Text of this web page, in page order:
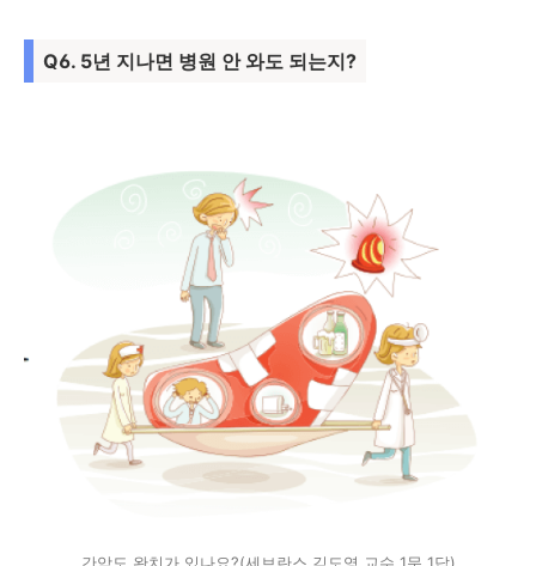
Q6. 5년 지나면 병원 안 와도 되는지?
간암도 완치가 있나요?(세브란스 김도영 교수 1문 1답)